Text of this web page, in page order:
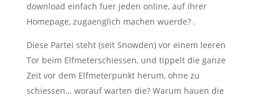
download einfach fuer jeden online, auf ihrer
Homepage, zugaenglich machen wuerde? .
Diese Partei steht (seit Snowden) vor einem leeren
Tor beim Elfmeterschiessen, und tippelt die ganze
Zeit vor dem Elfmeterpunkt herum, ohne zu
schiessen… worauf warten die? Warum hauen die